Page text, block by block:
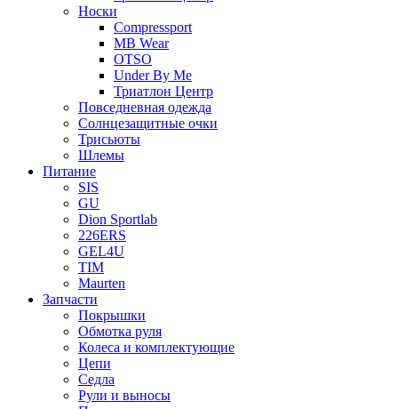
Носки
Compressport
MB Wear
OTSO
Under By Me
Триатлон Центр
Повседневная одежда
Солнцезащитные очки
Трисьюты
Шлемы
Питание
SIS
GU
Dion Sportlab
226ERS
GEL4U
TIM
Maurten
Запчасти
Покрышки
Обмотка руля
Колеса и комплектующие
Цепи
Седла
Рули и выносы